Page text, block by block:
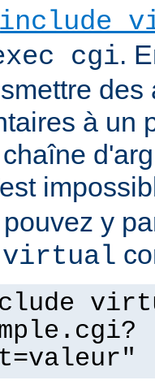
include
cgi.
des
à un
y
virtual